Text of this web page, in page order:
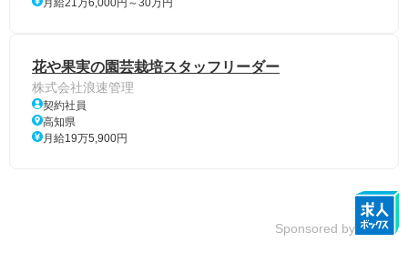
月給21万6,000円～30万円
花や果実の園芸栽培スタッフリーダー
株式会社浪速管理
契約社員
高知県
月給19万5,900円
Sponsored by